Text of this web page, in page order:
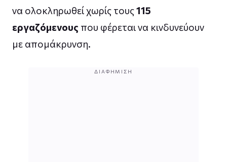
να ολοκληρωθεί χωρίς τους115
εργαζόμενους που φέρεται να κινδυνεύουν
με απομάκρυνση.
ΔΙΑΦΉΜΙΣΗ